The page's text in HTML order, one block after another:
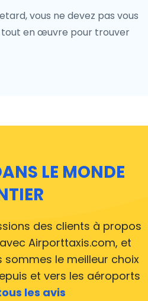
vous ne devez pas vous
tout en œuvre pour trouver
LE MONDE
des clients à propos
Airporttaxis.com, et
le meilleur choix
et vers les aéroports
les avis